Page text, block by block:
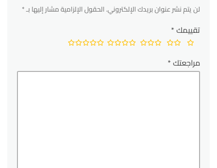
لن يتم نشر عنوان بريدك الإلكتروني.الحقول الإلزامية مشار إليها بـ*
تقييمك*
مراجعتك*